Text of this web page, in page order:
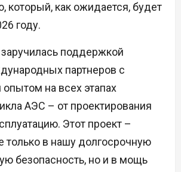
который, как ожидается, будет
году.
поддержкой
партнеров с
на всех этапах
АЭС – от проектирования
Этот проект –
только в нашу долгосрочную
безопасность, но и в мощь